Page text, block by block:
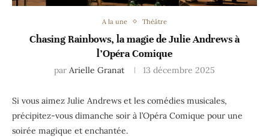
A la une Théâtre
Chasing Rainbows, la magie de Julie Andrews à
l’Opéra Comique
par Arielle Granat 13 décembre 2025
Si vous aimez Julie Andrews et les comédies musicales,
précipitez-vous dimanche soir à l’Opéra Comique pour une
soirée magique et enchantée.